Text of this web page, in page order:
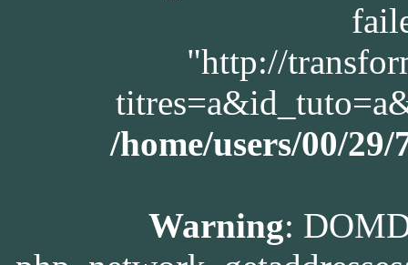
"http://
/home/users/00/
Warning: